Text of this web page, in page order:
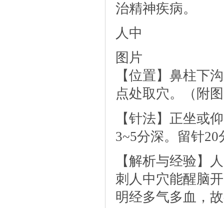
治精神疾病。
人中
图片
【位置】鼻柱下
点处取穴。（附
【针法】正坐或
3~5分深。留针
【解析与经验】
刺人中穴能醒脑
明经多气多血，